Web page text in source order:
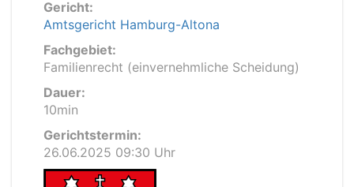
Gericht:
Amtsgericht Hamburg-Altona
Fachgebiet:
Familienrecht (einvernehmliche Scheidung)
Dauer:
10min
Gerichtstermin:
26.06.2025 09:30 Uhr